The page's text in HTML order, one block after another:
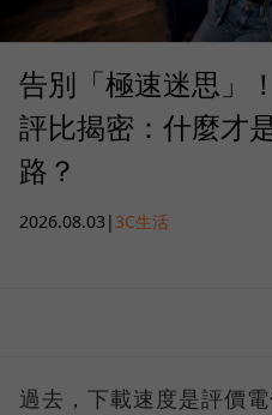
告別「極速迷思」
評比揭密：什麼才
路？
2026.08.03 | 3C生活
過去，下載速度是評價